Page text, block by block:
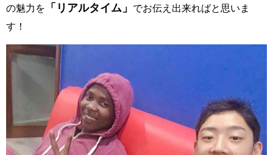
の魅力を
「リアルタイム」
でお伝え出来ればと思いま
す！